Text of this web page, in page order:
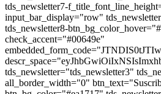
tds_newsletter7-
input_bar_display="row"
tds_newsletter8-
check_accent="#00649e"
tds_newsletter="tds_newsletter3"
all_border_width="0"